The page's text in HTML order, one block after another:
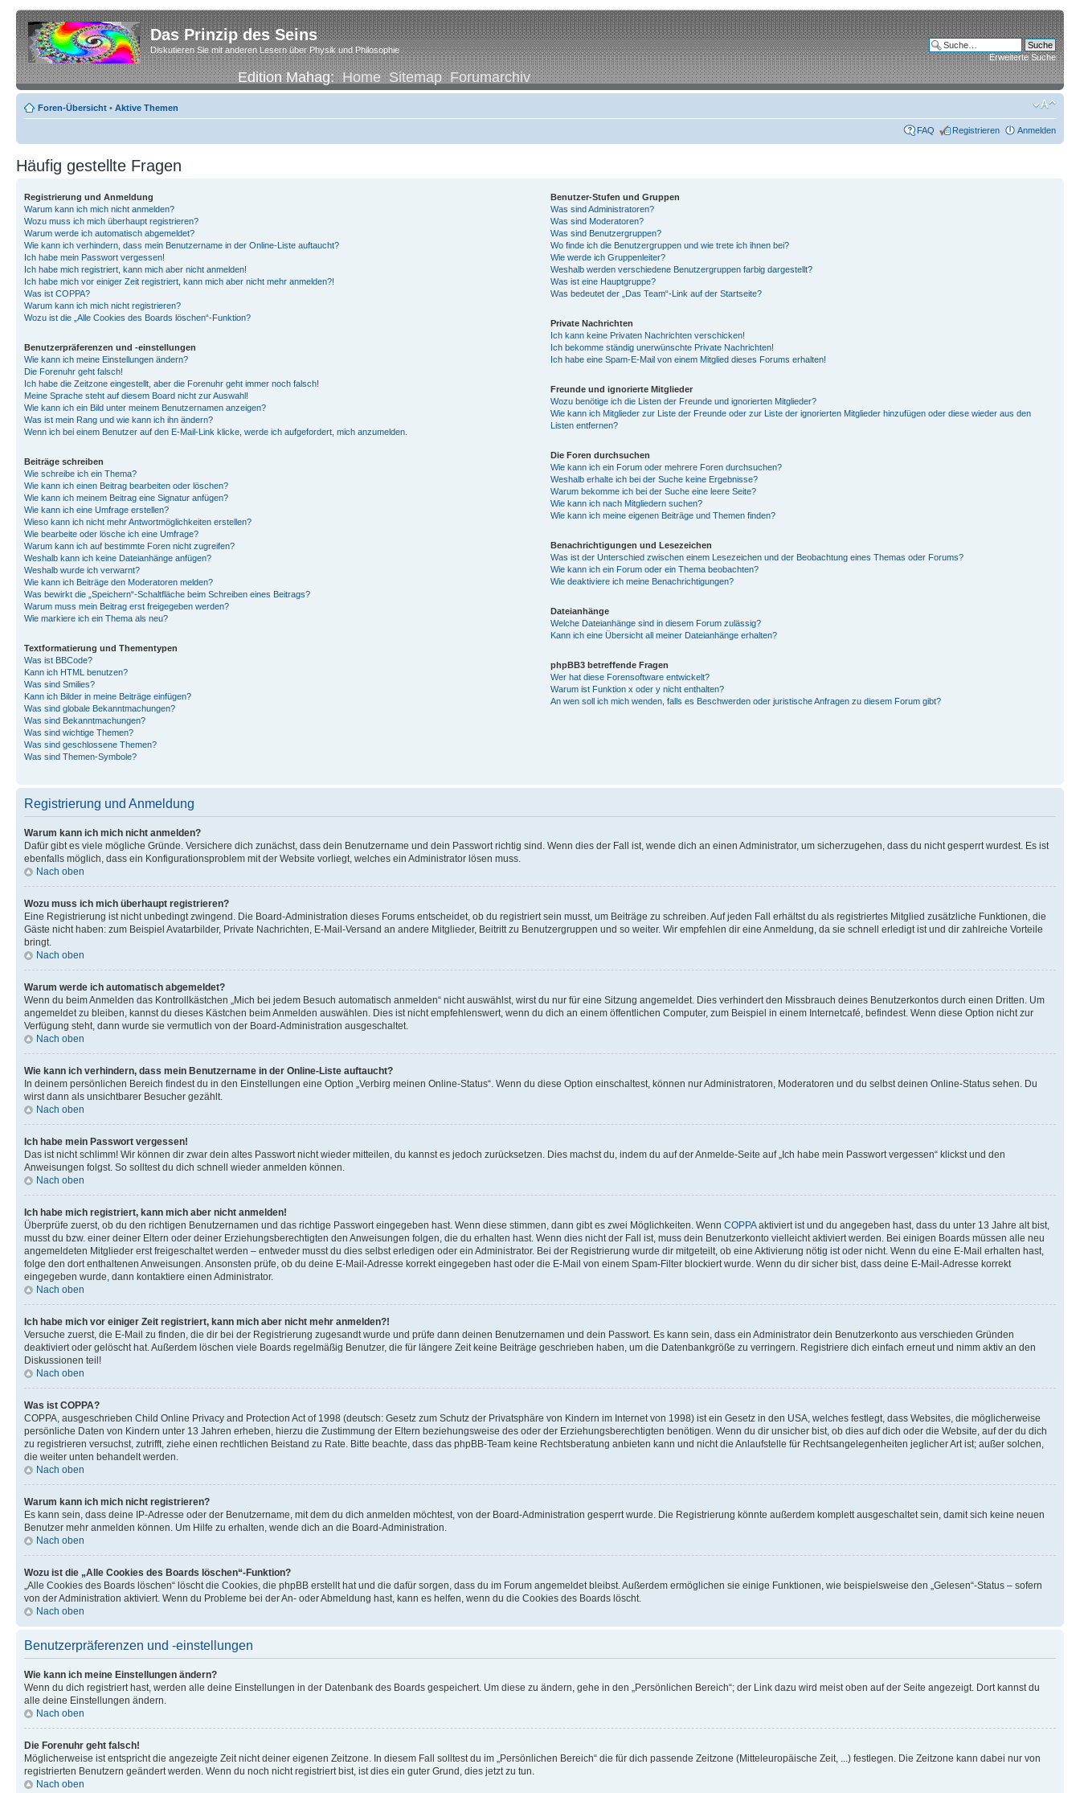
Das Prinzip des Seins
Diskutieren Sie mit anderen Lesern über Physik und Philosophie
Edition Mahag:Home Sitemap Forumarchiv
Erweiterte Suche
Foren-Übersicht • Aktive Themen
FAQ Registrieren Anmelden
Häufig gestellte Fragen
Registrierung und Anmeldung
Warum kann ich mich nicht anmelden?
Wozu muss ich mich überhaupt registrieren?
Warum werde ich automatisch abgemeldet?
Wie kann ich verhindern, dass mein Benutzername in der Online-Liste auftaucht?
Ich habe mein Passwort vergessen!
Ich habe mich registriert, kann mich aber nicht anmelden!
Ich habe mich vor einiger Zeit registriert, kann mich aber nicht mehr anmelden?!
Was ist COPPA?
Warum kann ich mich nicht registrieren?
Wozu ist die „Alle Cookies des Boards löschen“-Funktion?
Benutzerpräferenzen und -einstellungen
Wie kann ich meine Einstellungen ändern?
Die Forenuhr geht falsch!
Ich habe die Zeitzone eingestellt, aber die Forenuhr geht immer noch falsch!
Meine Sprache steht auf diesem Board nicht zur Auswahl!
Wie kann ich ein Bild unter meinem Benutzernamen anzeigen?
Was ist mein Rang und wie kann ich ihn ändern?
Wenn ich bei einem Benutzer auf den E-Mail-Link klicke, werde ich aufgefordert, mich anzumelden.
Beiträge schreiben
Wie schreibe ich ein Thema?
Wie kann ich einen Beitrag bearbeiten oder löschen?
Wie kann ich meinem Beitrag eine Signatur anfügen?
Wie kann ich eine Umfrage erstellen?
Wieso kann ich nicht mehr Antwortmöglichkeiten erstellen?
Wie bearbeite oder lösche ich eine Umfrage?
Warum kann ich auf bestimmte Foren nicht zugreifen?
Weshalb kann ich keine Dateianhänge anfügen?
Weshalb wurde ich verwarnt?
Wie kann ich Beiträge den Moderatoren melden?
Was bewirkt die „Speichern“-Schaltfläche beim Schreiben eines Beitrags?
Warum muss mein Beitrag erst freigegeben werden?
Wie markiere ich ein Thema als neu?
Textformatierung und Thementypen
Was ist BBCode?
Kann ich HTML benutzen?
Was sind Smilies?
Kann ich Bilder in meine Beiträge einfügen?
Was sind globale Bekanntmachungen?
Was sind Bekanntmachungen?
Was sind wichtige Themen?
Was sind geschlossene Themen?
Was sind Themen-Symbole?
Benutzer-Stufen und Gruppen
Was sind Administratoren?
Was sind Moderatoren?
Was sind Benutzergruppen?
Wo finde ich die Benutzergruppen und wie trete ich ihnen bei?
Wie werde ich Gruppenleiter?
Weshalb werden verschiedene Benutzergruppen farbig dargestellt?
Was ist eine Hauptgruppe?
Was bedeutet der „Das Team“-Link auf der Startseite?
Private Nachrichten
Ich kann keine Privaten Nachrichten verschicken!
Ich bekomme ständig unerwünschte Private Nachrichten!
Ich habe eine Spam-E-Mail von einem Mitglied dieses Forums erhalten!
Freunde und ignorierte Mitglieder
Wozu benötige ich die Listen der Freunde und ignorierten Mitglieder?
Wie kann ich Mitglieder zur Liste der Freunde oder zur Liste der ignorierten Mitglieder hinzufügen oder diese wieder aus den
Listen entfernen?
Die Foren durchsuchen
Wie kann ich ein Forum oder mehrere Foren durchsuchen?
Weshalb erhalte ich bei der Suche keine Ergebnisse?
Warum bekomme ich bei der Suche eine leere Seite?
Wie kann ich nach Mitgliedern suchen?
Wie kann ich meine eigenen Beiträge und Themen finden?
Benachrichtigungen und Lesezeichen
Was ist der Unterschied zwischen einem Lesezeichen und der Beobachtung eines Themas oder Forums?
Wie kann ich ein Forum oder ein Thema beobachten?
Wie deaktiviere ich meine Benachrichtigungen?
Dateianhänge
Welche Dateianhänge sind in diesem Forum zulässig?
Kann ich eine Übersicht all meiner Dateianhänge erhalten?
phpBB3 betreffende Fragen
Wer hat diese Forensoftware entwickelt?
Warum ist Funktion x oder y nicht enthalten?
An wen soll ich mich wenden, falls es Beschwerden oder juristische Anfragen zu diesem Forum gibt?
Registrierung und Anmeldung
Warum kann ich mich nicht anmelden?
Dafür gibt es viele mögliche Gründe. Versichere dich zunächst, dass dein Benutzername und dein Passwort richtig sind. Wenn dies der Fall ist, wende dich an einen Administrator, um sicherzugehen, dass du nicht gesperrt wurdest. Es ist
ebenfalls möglich, dass ein Konfigurationsproblem mit der Website vorliegt, welches ein Administrator lösen muss.
Nach oben
Wozu muss ich mich überhaupt registrieren?
Eine Registrierung ist nicht unbedingt zwingend. Die Board-Administration dieses Forums entscheidet, ob du registriert sein musst, um Beiträge zu schreiben. Auf jeden Fall erhältst du als registriertes Mitglied zusätzliche Funktionen, die
Gäste nicht haben: zum Beispiel Avatarbilder, Private Nachrichten, E-Mail-Versand an andere Mitglieder, Beitritt zu Benutzergruppen und so weiter. Wir empfehlen dir eine Anmeldung, da sie schnell erledigt ist und dir zahlreiche Vorteile
bringt.
Nach oben
Warum werde ich automatisch abgemeldet?
Wenn du beim Anmelden das Kontrollkästchen „Mich bei jedem Besuch automatisch anmelden“ nicht auswählst, wirst du nur für eine Sitzung angemeldet. Dies verhindert den Missbrauch deines Benutzerkontos durch einen Dritten. Um
angemeldet zu bleiben, kannst du dieses Kästchen beim Anmelden auswählen. Dies ist nicht empfehlenswert, wenn du dich an einem öffentlichen Computer, zum Beispiel in einem Internetcafé, befindest. Wenn diese Option nicht zur
Verfügung steht, dann wurde sie vermutlich von der Board-Administration ausgeschaltet.
Nach oben
Wie kann ich verhindern, dass mein Benutzername in der Online-Liste auftaucht?
In deinem persönlichen Bereich findest du in den Einstellungen eine Option „Verbirg meinen Online-Status“. Wenn du diese Option einschaltest, können nur Administratoren, Moderatoren und du selbst deinen Online-Status sehen. Du
wirst dann als unsichtbarer Besucher gezählt.
Nach oben
Ich habe mein Passwort vergessen!
Das ist nicht schlimm! Wir können dir zwar dein altes Passwort nicht wieder mitteilen, du kannst es jedoch zurücksetzen. Dies machst du, indem du auf der Anmelde-Seite auf „Ich habe mein Passwort vergessen“ klickst und den
Anweisungen folgst. So solltest du dich schnell wieder anmelden können.
Nach oben
Ich habe mich registriert, kann mich aber nicht anmelden!
Überprüfe zuerst, ob du den richtigen Benutzernamen und das richtige Passwort eingegeben hast. Wenn diese stimmen, dann gibt es zwei Möglichkeiten. Wenn COPPAaktiviert ist und du angegeben hast, dass du unter 13 Jahre alt bist,
musst du bzw. einer deiner Eltern oder deiner Erziehungsberechtigten den Anweisungen folgen, die du erhalten hast. Wenn dies nicht der Fall ist, muss dein Benutzerkonto vielleicht aktiviert werden. Bei einigen Boards müssen alle neu
angemeldeten Mitglieder erst freigeschaltet werden – entweder musst du dies selbst erledigen oder ein Administrator. Bei der Registrierung wurde dir mitgeteilt, ob eine Aktivierung nötig ist oder nicht. Wenn du eine E-Mail erhalten hast,
folge den dort enthaltenen Anweisungen. Ansonsten prüfe, ob du deine E-Mail-Adresse korrekt eingegeben hast oder die E-Mail von einem Spam-Filter blockiert wurde. Wenn du dir sicher bist, dass deine E-Mail-Adresse korrekt
eingegeben wurde, dann kontaktiere einen Administrator.
Nach oben
Ich habe mich vor einiger Zeit registriert, kann mich aber nicht mehr anmelden?!
Versuche zuerst, die E-Mail zu finden, die dir bei der Registrierung zugesandt wurde und prüfe dann deinen Benutzernamen und dein Passwort. Es kann sein, dass ein Administrator dein Benutzerkonto aus verschieden Gründen
deaktiviert oder gelöscht hat. Außerdem löschen viele Boards regelmäßig Benutzer, die für längere Zeit keine Beiträge geschrieben haben, um die Datenbankgröße zu verringern. Registriere dich einfach erneut und nimm aktiv an den
Diskussionen teil!
Nach oben
Was ist COPPA?
COPPA, ausgeschrieben Child Online Privacy and Protection Act of 1998 (deutsch: Gesetz zum Schutz der Privatsphäre von Kindern im Internet von 1998) ist ein Gesetz in den USA, welches festlegt, dass Websites, die möglicherweise
persönliche Daten von Kindern unter 13 Jahren erheben, hierzu die Zustimmung der Eltern beziehungsweise des oder der Erziehungsberechtigten benötigen. Wenn du dir unsicher bist, ob dies auf dich oder die Website, auf der du dich
zu registrieren versuchst, zutrifft, ziehe einen rechtlichen Beistand zu Rate. Bitte beachte, dass das phpBB-Team keine Rechtsberatung anbieten kann und nicht die Anlaufstelle für Rechtsangelegenheiten jeglicher Art ist; außer solchen,
die weiter unten behandelt werden.
Nach oben
Warum kann ich mich nicht registrieren?
Es kann sein, dass deine IP-Adresse oder der Benutzername, mit dem du dich anmelden möchtest, von der Board-Administration gesperrt wurde. Die Registrierung könnte außerdem komplett ausgeschaltet sein, damit sich keine neuen
Benutzer mehr anmelden können. Um Hilfe zu erhalten, wende dich an die Board-Administration.
Nach oben
Wozu ist die „Alle Cookies des Boards löschen“-Funktion?
„Alle Cookies des Boards löschen“ löscht die Cookies, die phpBB erstellt hat und die dafür sorgen, dass du im Forum angemeldet bleibst. Außerdem ermöglichen sie einige Funktionen, wie beispielsweise den „Gelesen“-Status – sofern
von der Administration aktiviert. Wenn du Probleme bei der An- oder Abmeldung hast, kann es helfen, wenn du die Cookies des Boards löscht.
Nach oben
Benutzerpräferenzen und -einstellungen
Wie kann ich meine Einstellungen ändern?
Wenn du dich registriert hast, werden alle deine Einstellungen in der Datenbank des Boards gespeichert. Um diese zu ändern, gehe in den „Persönlichen Bereich“; der Link dazu wird meist oben auf der Seite angezeigt. Dort kannst du
alle deine Einstellungen ändern.
Nach oben
Die Forenuhr geht falsch!
Möglicherweise ist entspricht die angezeigte Zeit nicht deiner eigenen Zeitzone. In diesem Fall solltest du im „Persönlichen Bereich“ die für dich passende Zeitzone (Mitteleuropäische Zeit, ...) festlegen. Die Zeitzone kann dabei nur von
registrierten Benutzern geändert werden. Wenn du noch nicht registriert bist, ist dies ein guter Grund, dies jetzt zu tun.
Nach oben